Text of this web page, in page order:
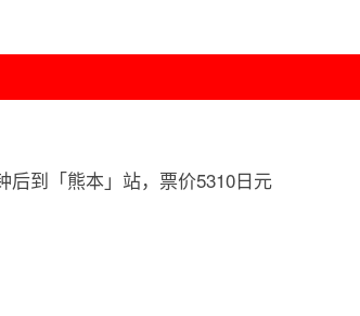
后到「熊本」站，票价5310日元